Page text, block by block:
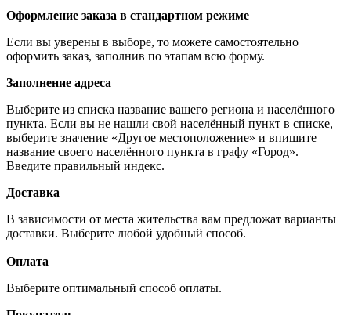
Оформление заказа в стандартном режиме
Если вы уверены в выборе, то можете самостоятельно
оформить заказ, заполнив по этапам всю форму.
Заполнение адреса
Выберите из списка название вашего региона и населённого
пункта. Если вы не нашли свой населённый пункт в списке,
выберите значение «Другое местоположение» и впишите
название своего населённого пункта в графу «Город».
Введите правильный индекс.
Доставка
В зависимости от места жительства вам предложат варианты
доставки. Выберите любой удобный способ.
Оплата
Выберите оптимальный способ оплаты.